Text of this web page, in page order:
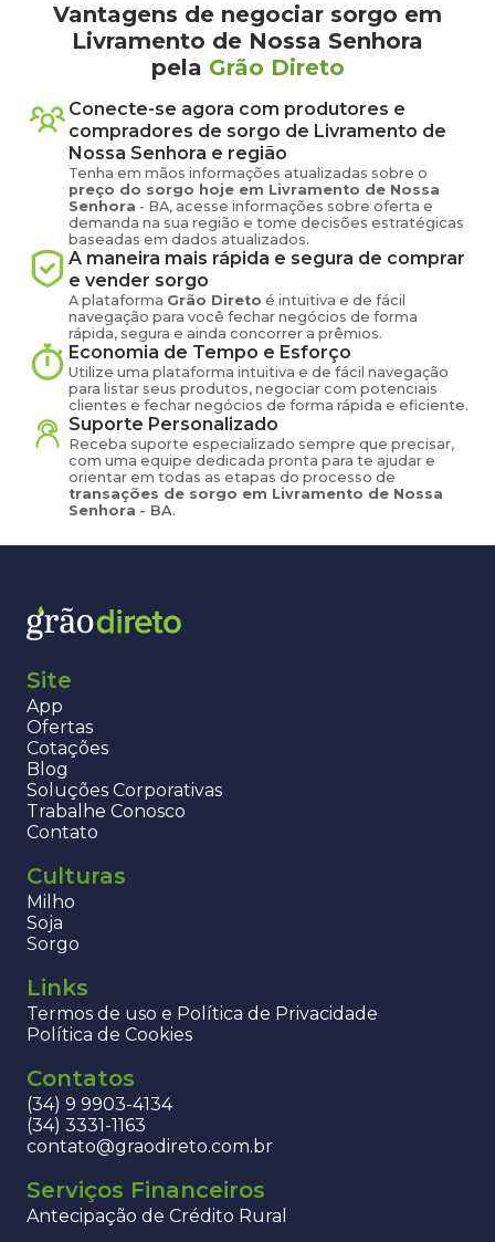
Vantagens de negociar sorgo em
Livramento de Nossa Senhora
pela Grão Direto
Conecte-se agora com produtores e
compradores de sorgo de Livramento de
Nossa Senhora e região
Tenha em mãos informações atualizadas sobre o
preço do sorgo hoje em Livramento de Nossa
Senhora - BA, acesse informações sobre oferta e
demanda na sua região e tome decisões estratégicas
baseadas em dados atualizados.
A maneira mais rápida e segura de comprar
e vender sorgo
A plataforma Grão Direto é intuitiva e de fácil
navegação para você fechar negócios de forma
rápida, segura e ainda concorrer a prêmios.
Economia de Tempo e Esforço
Utilize uma plataforma intuitiva e de fácil navegação
para listar seus produtos, negociar com potenciais
clientes e fechar negócios de forma rápida e eficiente.
Suporte Personalizado
Receba suporte especializado sempre que precisar,
com uma equipe dedicada pronta para te ajudar e
orientar em todas as etapas do processo de
transações de sorgo em Livramento de Nossa
Senhora - BA.
Site
App
Ofertas
Cotações
Blog
Soluções Corporativas
Trabalhe Conosco
Contato
Culturas
Milho
Soja
Sorgo
Links
Termos de uso e Política de Privacidade
Política de Cookies
Contatos
(34) 9 9903-4134
(34) 3331-1163
contato@graodireto.com.br
Serviços Financeiros
Antecipação de Crédito Rural